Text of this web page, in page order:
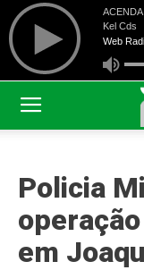
Policia
em